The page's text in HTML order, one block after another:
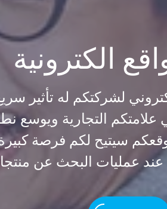
الكترونية
لشركتكم له تأثير
علامتكم التجارية ويوسع
سيتيح لكم فرصة
عمليات البحث عن